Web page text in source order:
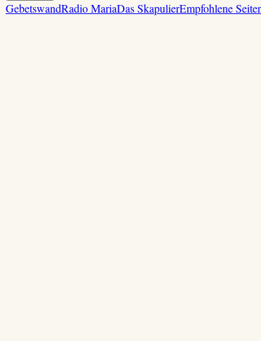
GebetswandRadio MariaDas SkapulierEmpfohlene